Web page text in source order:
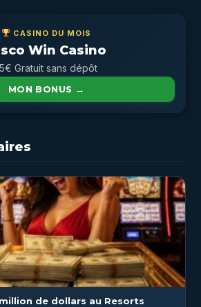
CASINO DU MOIS
Win Casino
Gratuit sans dépôt
MON BONUS →
de dollars au Resorts